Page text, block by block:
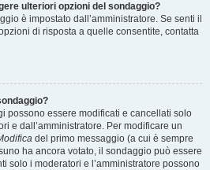
ulteriori opzioni del sondaggio?
è impostato dall’amministratore. Se senti il
di risposta a quelle consentite, contatta
possono essere modificati e cancellati solo
e dall’amministratore. Per modificare un
del primo messaggio (a cui è sempre
ha ancora votato, il sondaggio può essere
solo i moderatori e l’amministratore possono